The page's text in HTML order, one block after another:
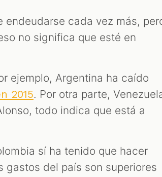
endeudarse cada vez más,
no significa que esté en
ejemplo, Argentina ha caído
2015. Por otra parte,
todo indica que está a
sí ha tenido que hacer
gastos del país son superiores